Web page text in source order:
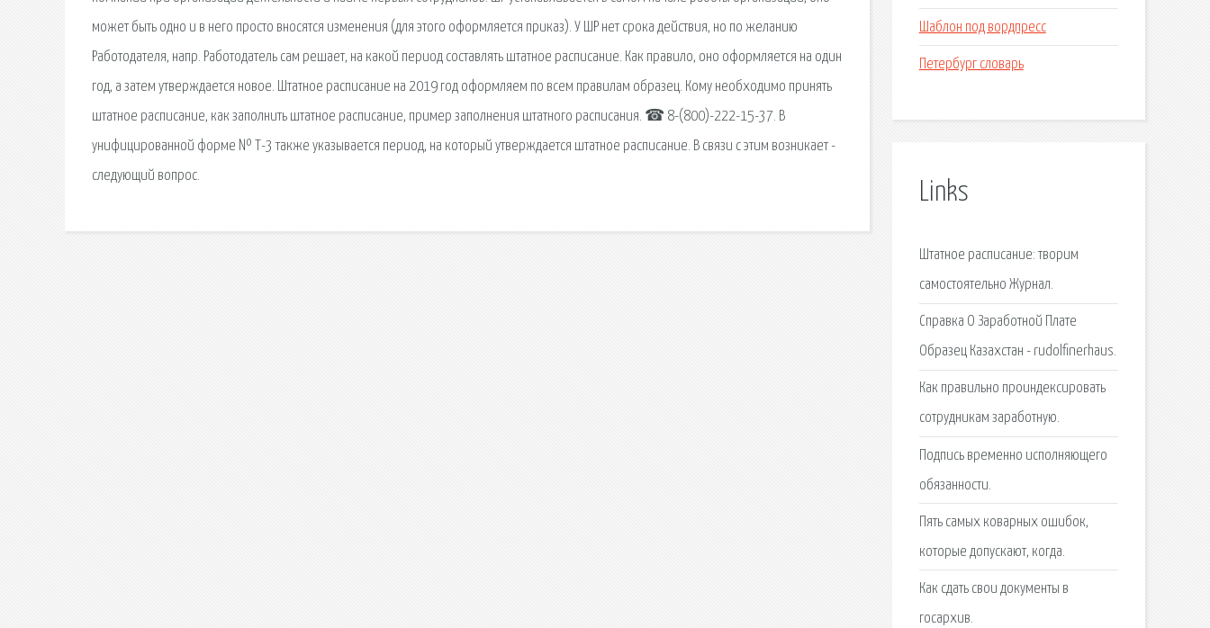
может быть одно и в него просто вносятся изменения (для этого оформляется приказ). У ШР нет срока действия, но по желанию
Работодателя, напр. Работодатель сам решает, на какой период составлять штатное расписание. Как правило, оно оформляется на один
год, а затем утверждается новое. Штатное расписание на 2019 год оформляем по всем правилам образец. Кому необходимо принять
штатное расписание, как заполнить штатное расписание, пример заполнения штатного расписания. ☎ 8-(800)-222-15-37. В
унифицированной форме № Т-3 также указывается период, на который утверждается штатное расписание. В связи с этим возникает ­
следующий вопрос.
Шаблон под вордпресс
Петербург словарь
Links
Штатное расписание: творим
самостоятельно Журнал.
Справка О Заработной Плате
Образец Казахстан - rudolfinerhaus.
Как правильно проиндексировать
сотрудникам заработную.
Подпись временно исполняющего
обязанности.
Пять самых коварных ошибок,
которые допускают, когда.
Как сдать свои документы в
госархив.